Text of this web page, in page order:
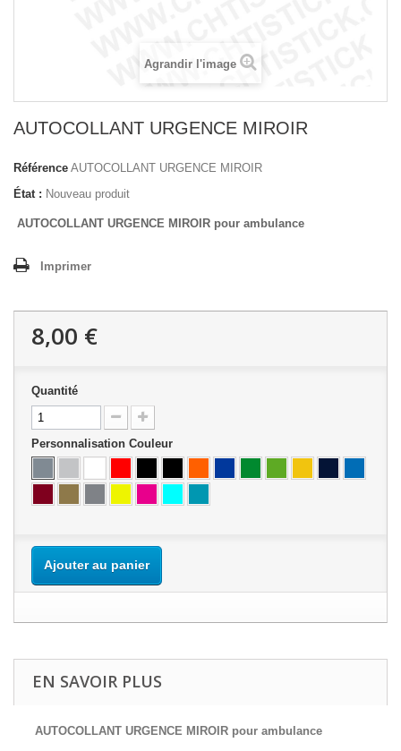
Agrandir l'image
AUTOCOLLANT URGENCE MIROIR
Référence AUTOCOLLANT URGENCE MIROIR
État : Nouveau produit
AUTOCOLLANT URGENCE MIROIR pour ambulance
Imprimer
8,00 €
Quantité
Personnalisation Couleur
Ajouter au panier
EN SAVOIR PLUS
AUTOCOLLANT URGENCE MIROIR pour ambulance